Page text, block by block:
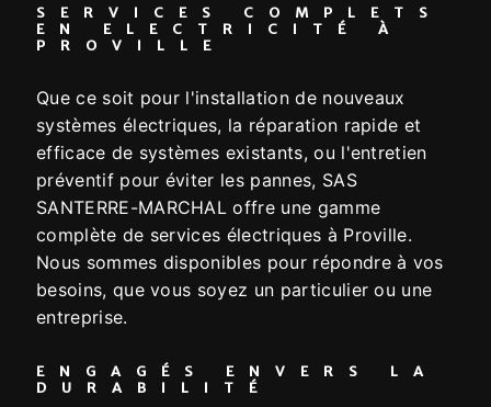
SERVICES COMPLETS
EN ELECTRICITÉ À
PROVILLE
Que ce soit pour l'installation de nouveaux
systèmes électriques, la réparation rapide et
efficace de systèmes existants, ou l'entretien
préventif pour éviter les pannes, SAS
SANTERRE-MARCHAL offre une gamme
complète de services électriques à Proville.
Nous sommes disponibles pour répondre à vos
besoins, que vous soyez un particulier ou une
entreprise.
ENGAGÉS ENVERS LA
DURABILITÉ